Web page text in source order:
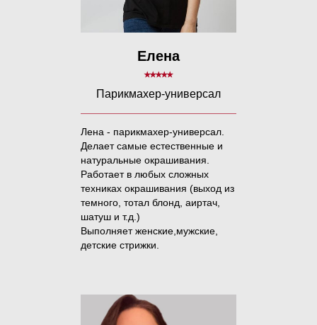
Елена
⭑⭑⭑⭑⭑
Парикмахер-универсал
Лена - парикмахер-универсал.
Делает самые естественные и
натуральные окрашивания.
Работает в любых сложных
техниках окрашивания (выход из
темного, тотал блонд, аиртач,
шатуш и т.д.)
Выполняет женские,мужские,
детские стрижки.